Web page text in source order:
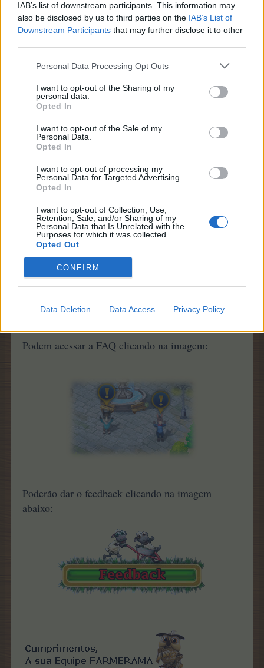
IAB’s list of downstream participants. This information may
also be disclosed by us to third parties on the IAB’s List of
Downstream Participants that may further disclose it to other
Personal Data Processing Opt Outs
I want to opt-out of the Sharing of my
personal data.
Opted In
I want to opt-out of the Sale of my
Personal Data.
Opted In
I want to opt-out of processing my
Personal Data for Targeted Advertising.
Opted In
I want to opt-out of Collection, Use,
Retention, Sale, and/or Sharing of my
Personal Data that Is Unrelated with the
Purposes for which it was collected.
Opted Out
CONFIRM
Data Deletion Data Access Privacy Policy
Agora você poderá contar com um conjunto de
missões para aFloresta do Nortee para os
Jardins Alpinos
A nova atualização estará disponível a partir de
amanhãQuarta-feira, 12 de Julho, às:
16:00 horas Horário CEST
11:00 horas Horário de Brasília
Podem acessar a FAQ clicando na imagem:
Poderão dar o feedback clicando na imagem
abaixo: